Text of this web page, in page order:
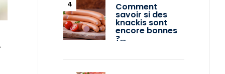
Comment
savoir si des
knackis sont
encore bonnes
?…